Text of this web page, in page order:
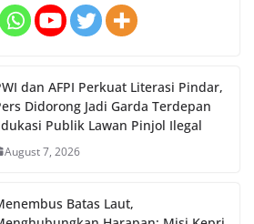
dan AFPI Perkuat Literasi Pindar,
Didorong Jadi Garda Terdepan
Publik Lawan Pinjol Ilegal
August 7, 2026
Batas Laut,